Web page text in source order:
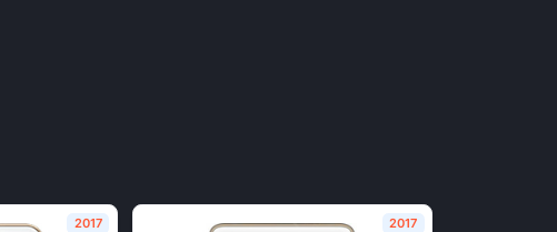
2017 2017